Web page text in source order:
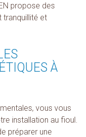
propose des
tranquillité et
À
vous vous
installation au fioul.
préparer une